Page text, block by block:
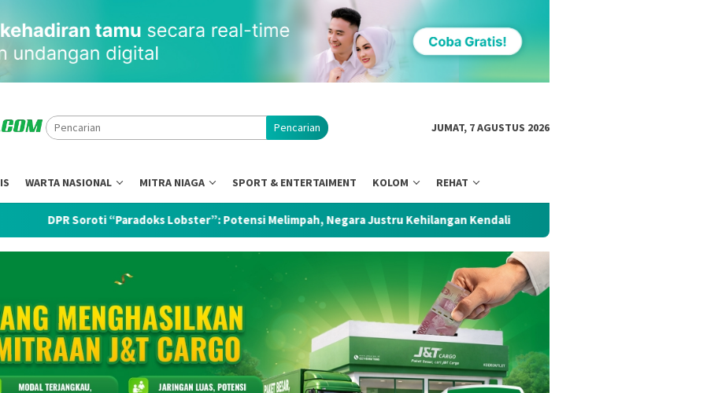
Pencarian JUMAT, 7 AGUSTUS 2026
WARTA NASIONAL MITRA NIAGA SPORT & ENTERTAIMENT KOLOM REHAT
“Paradoks Lobster”: Potensi Melimpah, Negara Justru Kehilangan Kendali S&P Pertahankan Rating Kredit Indonesia